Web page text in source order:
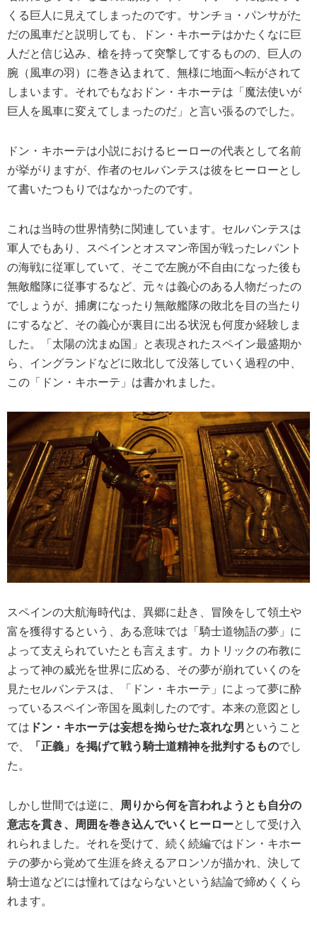
くる巨人に見えてしまったのです。サンチョ・パンサがた
だの風車だと説明しても、ドン・キホーテはかたくなに巨
人だと信じ込み、槍を持って突撃してするものの、巨人の
腕（風車の羽）に巻き込まれて、無様に地面へ転がされて
しまいます。それでもなおドン・キホーテは「魔法使いが
巨人を風車に変えてしまったのだ」と言い張るのでした。
ドン・キホーテは小説におけるヒーローの代表として名前
が挙がりますが、作者のセルバンテスは彼をヒーローとし
て書いたつもりではなかったのです。
これは当時の世界情勢に関連しています。セルバンテスは
軍人でもあり、スペインとオスマン帝国が戦ったレパント
の海戦に従軍していて、そこで左腕が不自由になった後も
無敵艦隊に従事するなど、元々は義心のある人物だったの
でしょうが、捕虜になったり無敵艦隊の敗北を目の当たり
にするなど、その義心が裏目に出る状況も何度か経験しま
した。「太陽の沈まぬ国」と表現されたスペイン最盛期か
ら、イングランドなどに敗北して没落していく過程の中、
この「ドン・キホーテ」は書かれました。
スペインの大航海時代は、異郷に赴き、冒険をして領土や
富を獲得するという、ある意味では「騎士道物語の夢」に
よって支えられていたとも言えます。カトリックの布教に
よって神の威光を世界に広める、その夢が崩れていくのを
見たセルバンテスは、「ドン・キホーテ」によって夢に酔
っているスペイン帝国を風刺したのです。本来の意図とし
ては ドン・キホーテは妄想を拗らせた哀れな男ということ
で、
「正義」を掲げて戦う騎士道精神を批判するものでし
た。
しかし世間では逆に、 周りから何を言われようとも自分の
意志を貫き、周囲を巻き込んでいくヒーローとして受け入
れられました。それを受けて、続く続編ではドン・キホー
テの夢から覚めて生涯を終えるアロンソが描かれ、決して
騎士道などには憧れてはならないという結論で締めくくら
れます。